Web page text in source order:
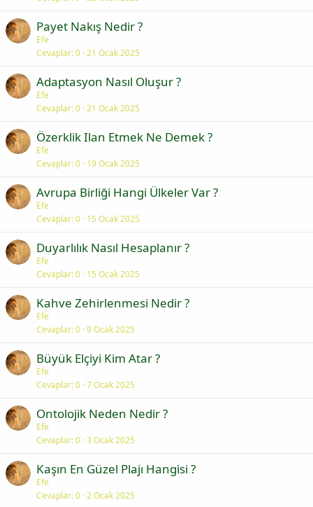
Payet Nakış Nedir ?
Efe
Cevaplar 0 21 Ocak 2025
Adaptasyon Nasıl Oluşur ?
Efe
Cevaplar 0 21 Ocak 2025
Özerklik Ilan Etmek Ne Demek ?
Efe
Cevaplar 0 19 Ocak 2025
Avrupa Birliği Hangi Ülkeler Var ?
Efe
Cevaplar 0 15 Ocak 2025
Duyarlılık Nasıl Hesaplanır ?
Efe
Cevaplar 0 15 Ocak 2025
Kahve Zehirlenmesi Nedir ?
Efe
Cevaplar 0 9 Ocak 2025
Büyük Elçiyi Kim Atar ?
Efe
Cevaplar 0 7 Ocak 2025
Ontolojik Neden Nedir ?
Efe
Cevaplar 0 3 Ocak 2025
Kaşın En Güzel Plajı Hangisi ?
Efe
Cevaplar 0 2 Ocak 2025